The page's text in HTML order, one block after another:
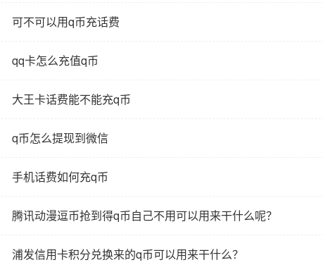
可不可以用q币充话费
qq卡怎么充值q币
大王卡话费能不能充q币
q币怎么提现到微信
手机话费如何充q币
腾讯动漫逗币抢到得q币自己不用可以用来干什么呢？
浦发信用卡积分兑换来的q币可以用来干什么？